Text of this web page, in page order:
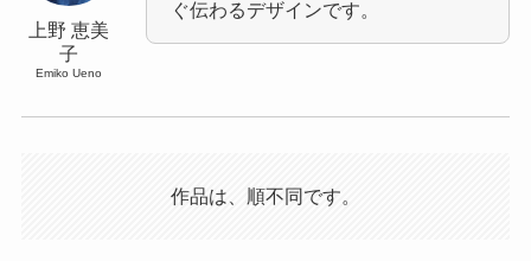
上野 恵美
子
Emiko Ueno
ぐ伝わるデザインです。
作品は、順不同です。